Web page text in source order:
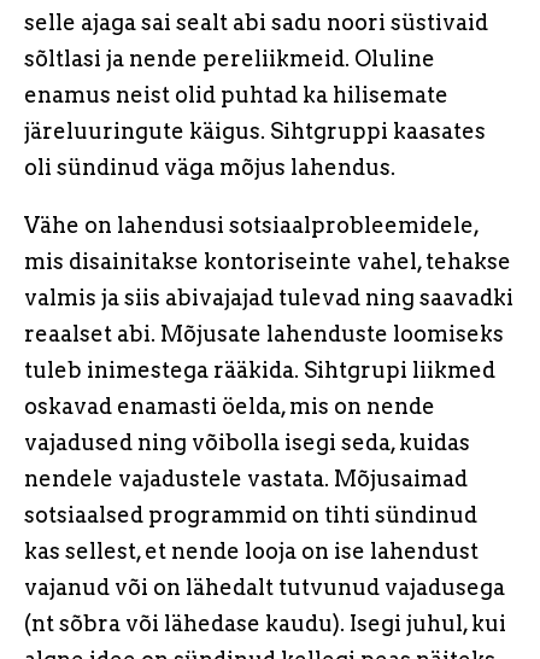
selle ajaga sai sealt abi sadu noori süstivaid
sõltlasi ja nende pereliikmeid. Oluline
enamus neist olid puhtad ka hilisemate
järeluuringute käigus. Sihtgruppi kaasates
oli sündinud väga mõjus lahendus.
Vähe on lahendusi sotsiaalprobleemidele,
mis disainitakse kontoriseinte vahel, tehakse
valmis ja siis abivajajad tulevad ning saavadki
reaalset abi. Mõjusate lahenduste loomiseks
tuleb inimestega rääkida. Sihtgrupi liikmed
oskavad enamasti öelda, mis on nende
vajadused ning võibolla isegi seda, kuidas
nendele vajadustele vastata. Mõjusaimad
sotsiaalsed programmid on tihti sündinud
kas sellest, et nende looja on ise lahendust
vajanud või on lähedalt tutvunud vajadusega
(nt sõbra või lähedase kaudu). Isegi juhul, kui